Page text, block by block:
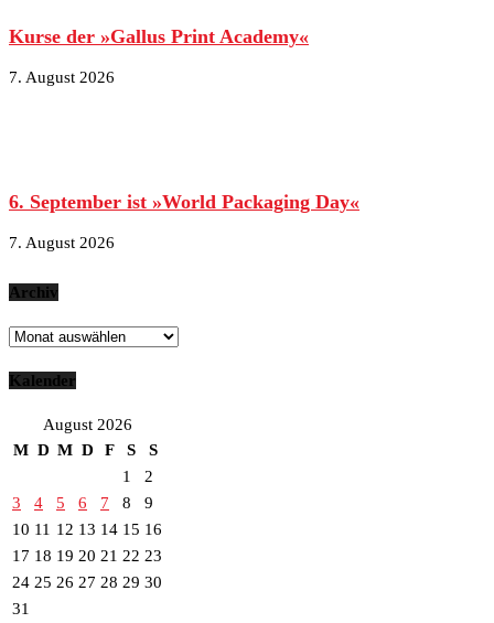
Kurse der »Gallus Print Academy«
7. August 2026
6. September ist »World Packaging Day«
7. August 2026
Archiv
Archiv
Kalender
August 2026
M D M D F S
S
1
2
3
4 5 6 7 8
9
10 11 12 13 14 15 16
17 18 19 20 21 22 23
24 25 26 27 28 29 30
31